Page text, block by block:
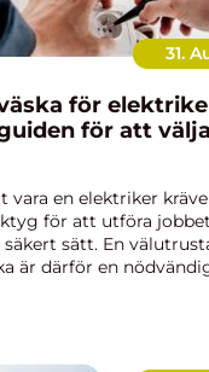
31.
för
för att
vara en elektriker
för att utföra
sätt. En
är därför en